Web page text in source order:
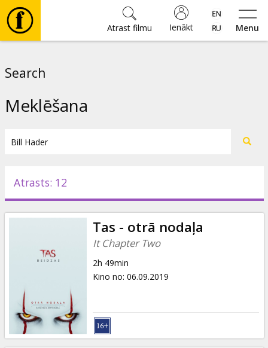
Menu
Ienākt
Atrast filmu
Pasākumi
kartes
Uzkodas
Search
Meklēšana
Atrasts: 12
Tas - otrā nodaļa
It Chapter Two
2h 49min
Kino no: 06.09.2019